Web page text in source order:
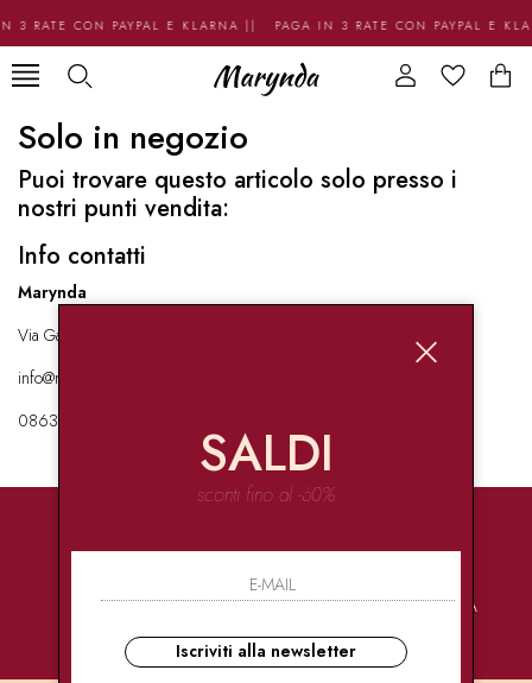
3 RATE CON PAYPAL E KLARNA || PAGA IN 3 RATE CON PAYPAL E
Solo in negozio
Puoi trovare questo articolo solo presso i
nostri punti vendita:
Info contatti
Marynda
Via Garibaldi 136 67051 Avezzano
info@marynda.com
08631871946
PAGAMENTI
CONSEGNE
ULTRA RAPIDE
ASSISTENZA
SALDI
sconti fino al -60%
Iscriviti alla newsletter